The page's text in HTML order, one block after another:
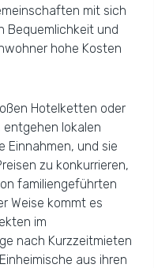
mit sich
Bequemlichkeit und
hohe Kosten
Hotelketten oder
lokalen
Einnahmen, und sie
zu konkurrieren,
familiengeführten
Weise kommt es
im
nach Kurzzeitmieten
aus ihren